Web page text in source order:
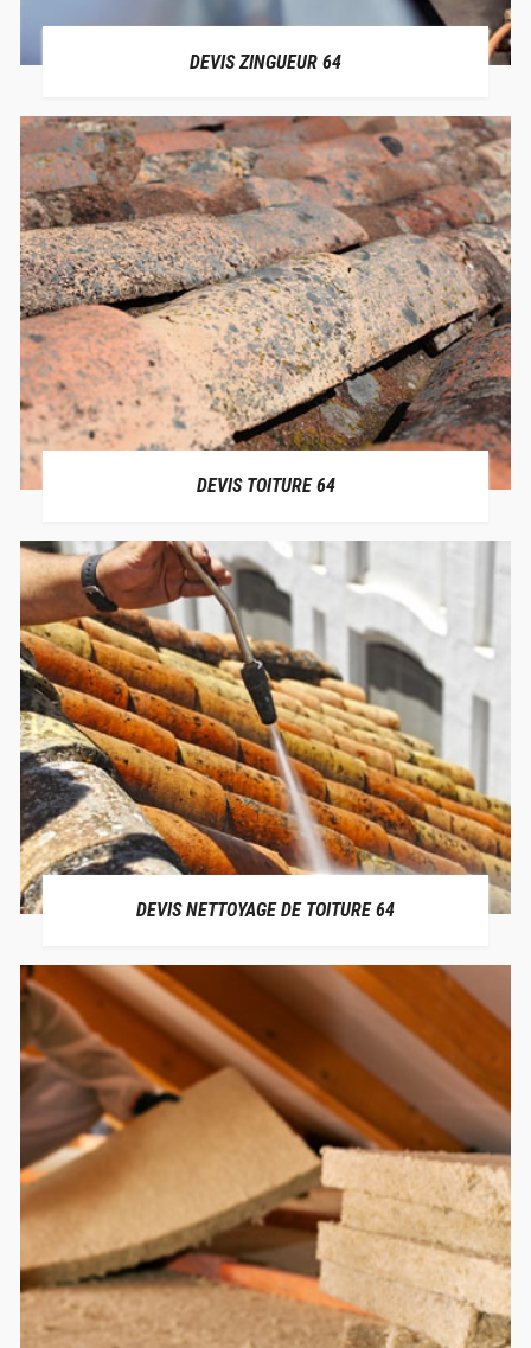
DEVIS ZINGUEUR 64
DEVIS TOITURE 64
DEVIS NETTOYAGE DE TOITURE 64